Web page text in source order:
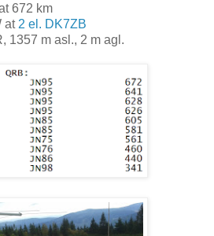
672 km
at 2 el. DK7ZB
1357 m asl., 2 m agl.